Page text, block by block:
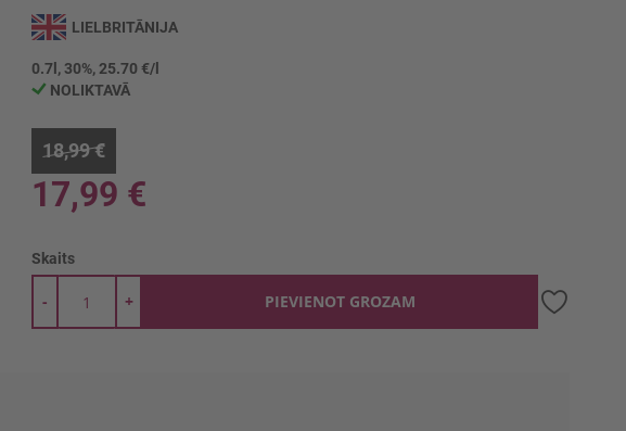
LIELBRITĀNIJA
0.7l, 30%, 25.70 €/l
NOLIKTAVĀ
18,99 €
17,99 €
Skaits
+
- PIEVIENOT GROZAM